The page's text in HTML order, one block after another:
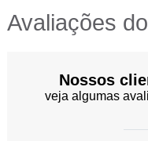
Avaliações
Nossos
veja algumas